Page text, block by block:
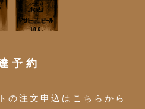
予約
の注文申込はこちらから